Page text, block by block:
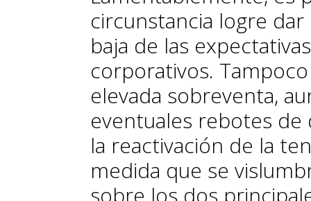
circunstancia logre dar
baja de las
corporativos.
elevada sobreventa,
eventuales rebotes
la reactivación de la
medida que se
sobre los dos